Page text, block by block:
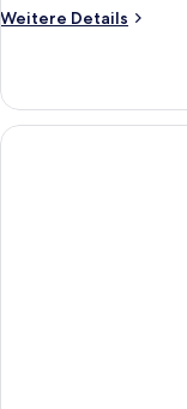
Weitere Details
Weitere